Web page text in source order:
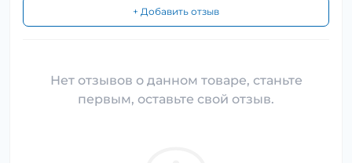
+ Добавить отзыв
Нет отзывов о данном товаре, станьте
первым, оставьте свой отзыв.